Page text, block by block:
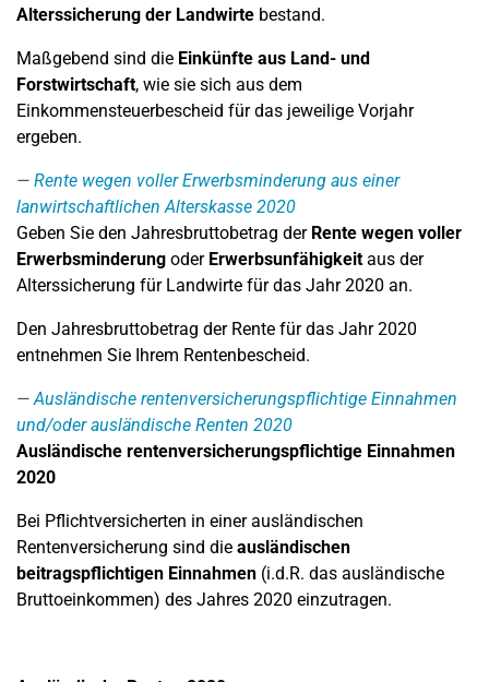
Alterssicherung der Landwirte bestand.
Maßgebend sind die Einkünfte aus Land- und
Forstwirtschaft, wie sie sich aus dem
Einkommensteuerbescheid für das jeweilige Vorjahr
ergeben.
Rente wegen voller Erwerbsminderung aus einer
lanwirtschaftlichen Alterskasse 2020
Geben Sie den Jahresbruttobetrag der Rente wegen voller
Erwerbsminderung oder Erwerbsunfähigkeitaus der
Alterssicherung für Landwirte für das Jahr 2020 an.
Den Jahresbruttobetrag der Rente für das Jahr 2020
entnehmen Sie Ihrem Rentenbescheid.
Ausländische rentenversicherungspflichtige Einnahmen
und/oder ausländische Renten 2020
Ausländische rentenversicherungspflichtige Einnahmen
2020
Bei Pflichtversicherten in einer ausländischen
Rentenversicherung sind die ausländischen
beitragspflichtigen Einnahmen (i.d.R. das ausländische
Bruttoeinkommen) des Jahres 2020 einzutragen.